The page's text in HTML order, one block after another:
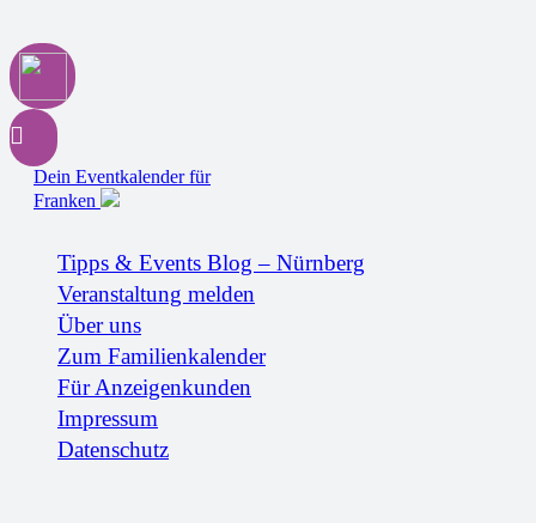
Dein Eventkalender für
Franken
Tipps & Events Blog – Nürnberg
Veranstaltung melden
Über uns
Zum Familienkalender
Für Anzeigenkunden
Impressum
Datenschutz